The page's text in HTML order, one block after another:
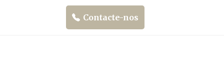
Contacte-nos